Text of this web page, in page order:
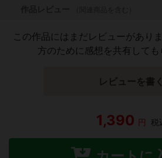
この作品にはまだレビューがあり
方のために感想を共有しても
レビューを書く
1,390 円 税